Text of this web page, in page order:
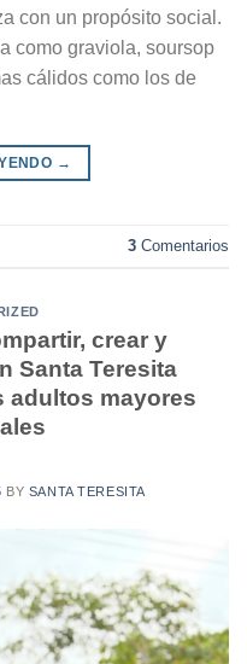
con un propósito social.
como graviola, soursop
cálidos como los de
→
3 Comentarios
crear y
Santa Teresita
adultos mayores
BY SANTA TERESITA